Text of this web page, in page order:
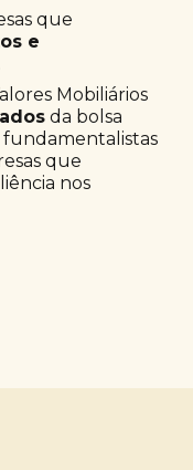
que
e
Mobiliários
da bolsa
fundamentalistas
que
nos